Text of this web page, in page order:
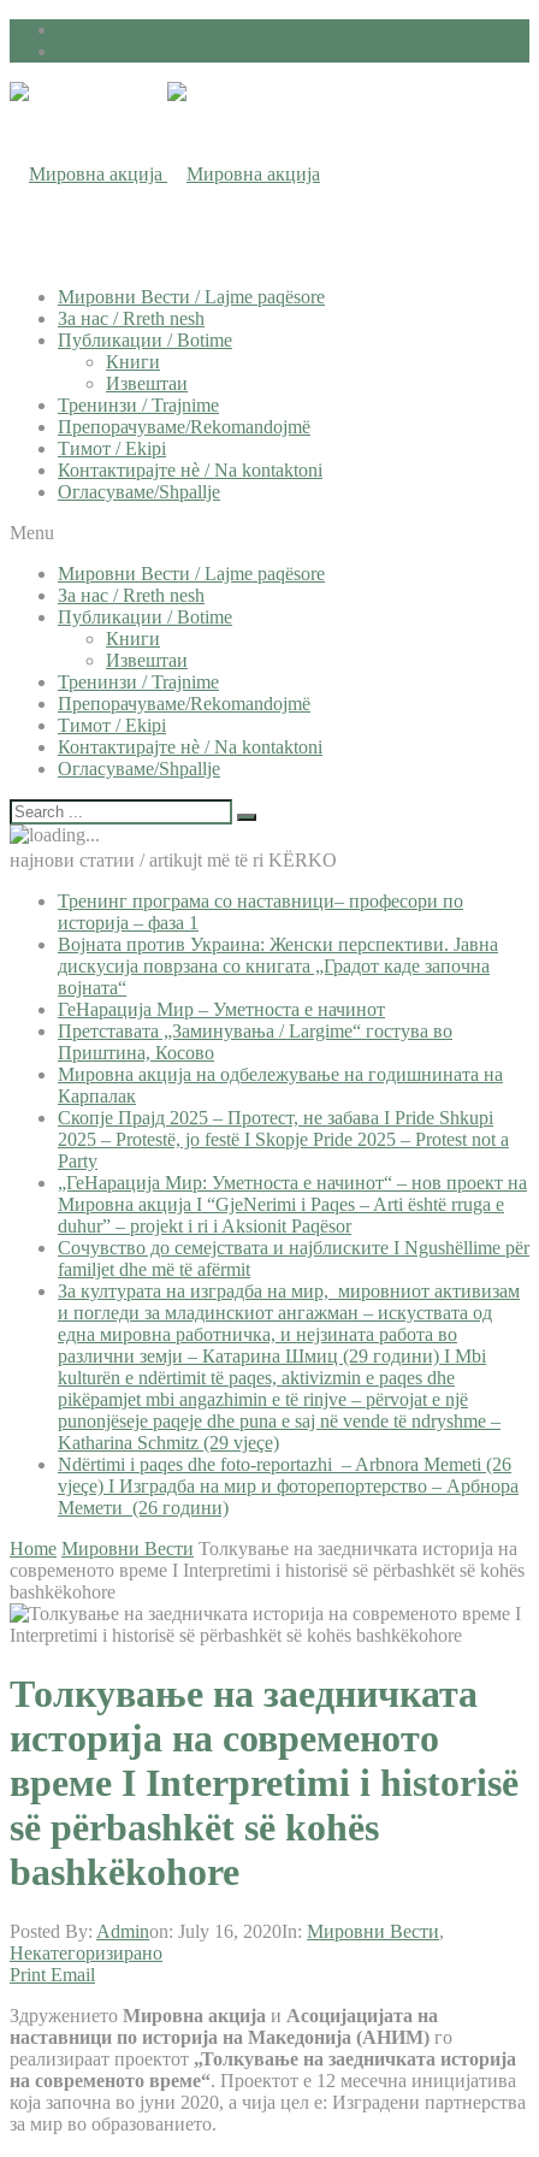
Мировни Вести / Lajme paqësore
За нас / Rreth nesh
Публикации / Botime
Книги
Извештаи
Тренинзи / Trajnime
Препорачуваме/Rekomandojmë
Тимот / Ekipi
Контактирајте нѐ / Na kontaktoni
Огласуваме/Shpallje
Menu
Мировни Вести / Lajme paqësore
За нас / Rreth nesh
Публикации / Botime
Книги
Извештаи
Тренинзи / Trajnime
Препорачуваме/Rekomandojmë
Тимот / Ekipi
Контактирајте нѐ / Na kontaktoni
Огласуваме/Shpallje
најнови статии / artikujt më të ri KËRKO
Тренинг програма со наставници– професори по
историја – фаза 1
Војната против Украина: Женски перспективи. Јавна
дискусија поврзана со книгата „Градот каде започна
војната“
ГеНарација Мир – Уметноста е начинот
Претставата „Заминувања / Largime“ гостува во
Приштина, Косово
Мировна акција на одбележување на годишнината на
Карпалак
Скопје Прајд 2025 – Протест, не забава I Pride Shkupi
2025 – Protestë, jo festë I Skopje Pride 2025 – Protest not a
Party
„ГеНарација Мир: Уметноста е начинот“ – нов проект на
Мировна акција I “GjeNerimi i Paqes – Arti është rruga e
duhur” – projekt i ri i Aksionit Paqësor
Сочувство до семејствата и најблиските I Ngushëllime për
familjet dhe më të afërmit
За културата на изградба на мир, мировниот активизам
и погледи за младинскиот ангажман – искуствата од
една мировна работничка, и нејзината работа во
различни земји – Катарина Шмиц (29 години) I Mbi
kulturën e ndërtimit të paqes, aktivizmin e paqes dhe
pikëpamjet mbi angazhimin e të rinjve – përvojat e një
punonjëseje paqeje dhe puna e saj në vende të ndryshme –
Katharina Schmitz (29 vjeçe)
Ndërtimi i paqes dhe foto-reportazhi – Arbnora Memeti (26
vjeçe) I Изградба на мир и фоторепортерство – Арбнора
Мемети (26 години)
Home Мировни Вести Толкување на заедничката историја на
современото време I Interpretimi i historisë së përbashkët së kohës
bashkëkohore
Толкување на заедничката
историја на современото
време I Interpretimi i historisë
së përbashkët së kohës
bashkëkohore
Posted By: Adminon: July 16, 2020In: Мировни Вести,
Некатегоризирано
Print Email
Здружението Мировна акција и Асоцијацијата на
наставници по историја на Македонија (АНИМ) го
реализираат проектот „Толкување на заедничката историја
на современото време“. Проектот е 12 месечна иницијатива
која започна во јуни 2020, а чија цел е: Изградени партнерства
за мир во образованието.